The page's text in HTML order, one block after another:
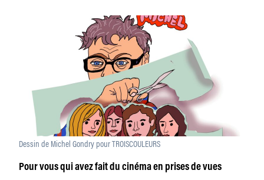
Dessin de Michel Gondry pour TROISCOULEURS
Pour vous qui avez fait du cinéma en prises de vues